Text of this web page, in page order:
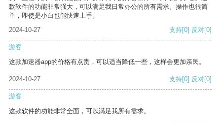
款软件的功能非常强大，可以满足我日常办公的所有需求。操作也很简
单，即使是小白也能快速上手。
2024-10-27
支持[0] 反对[0]
游客
这款加速器app的价格有点贵，可以适当降低一些，这样会更加亲民。
2024-10-27 支持[0] 反对[0]
游客
这款软件的功能非常全面，可以满足我所有需求。